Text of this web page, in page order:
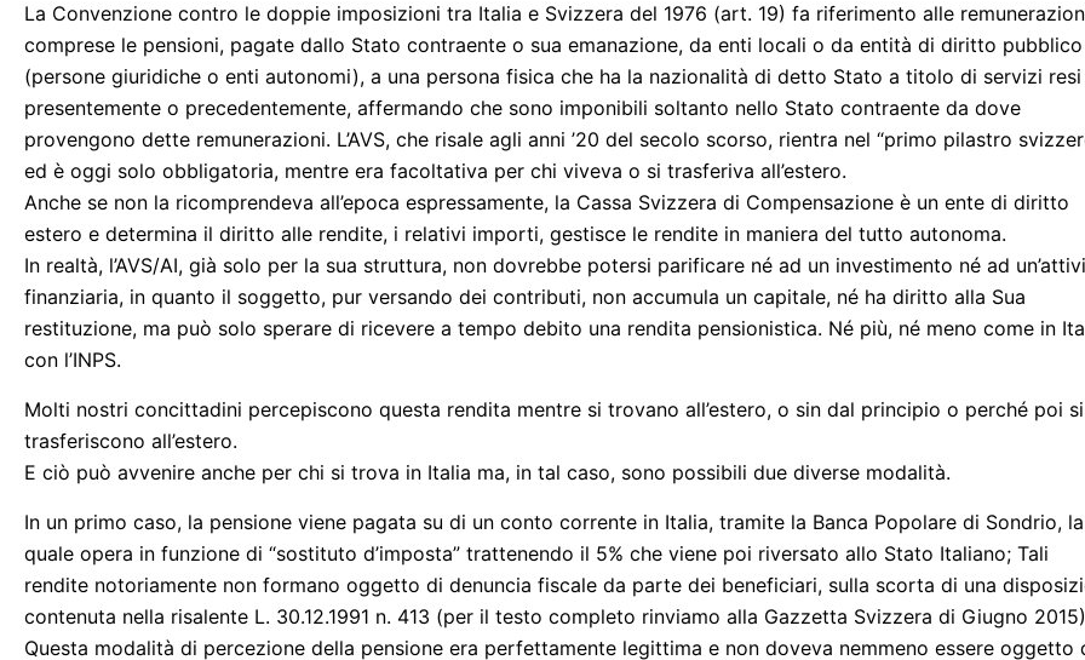
La Convenzione contro le doppie imposizioni tra Italia e Svizzera del 1976 (art. 19) fa riferimento alle
comprese le pensioni, pagate dallo Stato contraente o sua emanazione, da enti locali o da entità di diritto pubblico
(persone giuridiche o enti autonomi), a una persona fisica che ha la nazionalità di detto Stato a titolo di servizi resi
presentemente o precedentemente, affermando che sono imponibili soltanto nello Stato contraente da dove
provengono dette remunerazioni. L’AVS, che risale agli anni ’20 del secolo scorso, rientra nel “primo pilastro
ed è oggi solo obbligatoria, mentre era facoltativa per chi viveva o si trasferiva all’estero.
Anche se non la ricomprendeva all’epoca espressamente, la Cassa Svizzera di Compensazione è un ente di diritto
estero e determina il diritto alle rendite, i relativi importi, gestisce le rendite in maniera del tutto autonoma.
In realtà, l’AVS/AI, già solo per la sua struttura, non dovrebbe potersi parificare né ad un investimento né ad
finanziaria, in quanto il soggetto, pur versando dei contributi, non accumula un capitale, né ha diritto alla Sua
restituzione, ma può solo sperare di ricevere a tempo debito una rendita pensionistica. Né più, né meno come in
con l’INPS.
Molti nostri concittadini percepiscono questa rendita mentre si trovano all’estero, o sin dal principio o perché poi si
trasferiscono all’estero.
E ciò può avvenire anche per chi si trova in Italia ma, in tal caso, sono possibili due diverse modalità.
In un primo caso, la pensione viene pagata su di un conto corrente in Italia, tramite la Banca Popolare di Sondrio, la
quale opera in funzione di “sostituto d’imposta” trattenendo il 5% che viene poi riversato allo Stato Italiano; Tali
rendite notoriamente non formano oggetto di denuncia fiscale da parte dei beneficiari, sulla scorta di una
contenuta nella risalente L. 30.12.1991 n. 413 (per il testo completo rinviamo alla Gazzetta Svizzera di Giugno
Questa modalità di percezione della pensione era perfettamente legittima e non doveva nemmeno essere oggetto